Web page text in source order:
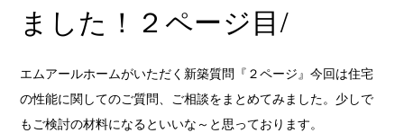
ました！２ページ目/
エムアールホームがいただく新築質問『２ページ』今回は住宅
の性能に関してのご質問、ご相談をまとめてみました。少しで
もご検討の材料になるといいな～と思っております。